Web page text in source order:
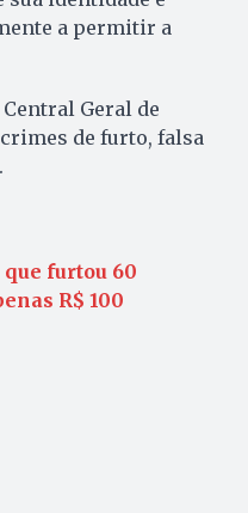
a permitir a
Geral de
de furto, falsa
furtou 60
R$ 100